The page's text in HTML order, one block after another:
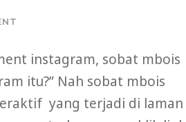
instagram, sobat mbois
itu?” Nah sobat mbois
yang terjadi di laman